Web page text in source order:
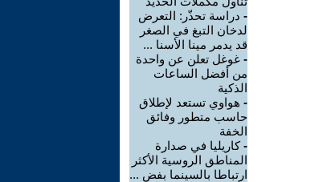
- دراسة تحذّر: التعرض
لدخان التبغ في الصغر
قد يدمر مينا الأسنا ...
- غوغل تعلن عن واحدة
من أفضل الساعات
الذكية
- هواوي تستعد لإطلاق
حاسب متطور وفائق
الخفة
-كاريليا في صدارة
المناطق الروسية الأكثر
ارتباطا بالسينما بفض ...